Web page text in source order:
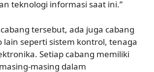
teknologi informasi saat ini.”
tersebut, ada juga cabang
lain seperti sistem kontrol, tenaga
Setiap cabang memiliki
masing dalam